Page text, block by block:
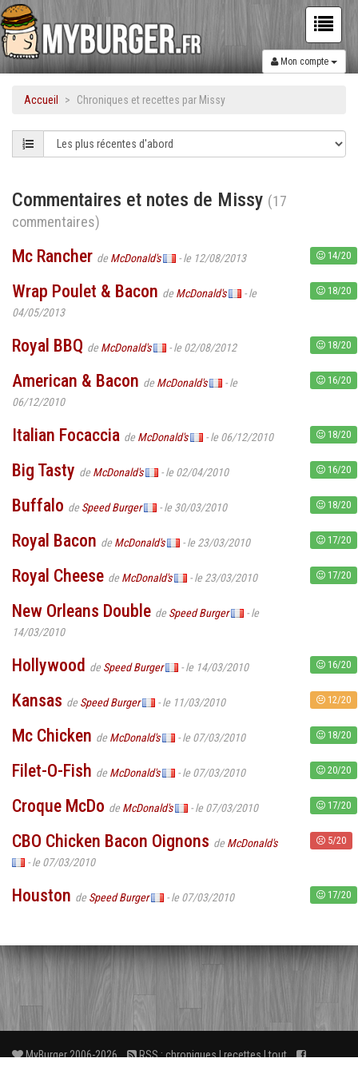
Mon compte
Accueil Chroniques et recettes par Missy
Commentaires et notes de Missy (17
commentaires)
Mc Rancher de McDonald's - le 12/08/2013 14/20
Wrap Poulet & Bacon de McDonald's
- le
04/05/2013
18/20
Royal BBQ de McDonald's - le 02/08/2012 18/20
American & Bacon de McDonald's
- le
06/12/2010
16/20
Italian Focaccia de McDonald's - le 06/12/2010 18/20
Big Tasty de McDonald's - le 02/04/2010 16/20
Buffalo de Speed Burger - le 30/03/2010 18/20
Royal Bacon de McDonald's - le 23/03/2010 17/20
Royal Cheese de McDonald's - le 23/03/2010 17/20
New Orleans Double de Speed Burger
- le
14/03/2010
Hollywood de Speed Burger - le 14/03/2010 16/20
Kansas de Speed Burger - le 11/03/2010 12/20
Mc Chicken de McDonald's - le 07/03/2010 18/20
Filet-O-Fish de McDonald's - le 07/03/2010 20/20
Croque McDo de McDonald's - le 07/03/2010 17/20
CBO Chicken Bacon Oignons de McDonald's
- le 07/03/2010
5/20
Houston de Speed Burger - le 07/03/2010 17/20
MyBurger 2006-2026 RSS :chroniques|recettes|tout